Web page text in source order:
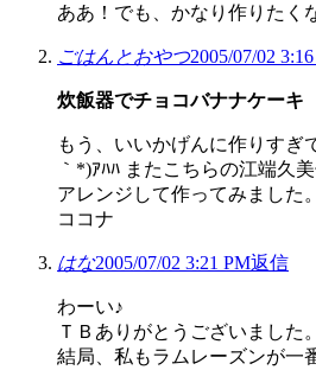
ああ！でも、かなり作りたく
ごはんとおやつ2005/07/02
炊飯器でチョコバナナケーキ
もう、いいかげんに作りすぎ
｀*)ｱﾊﾊ またこちらの江端久
アレンジして作ってみました
ココナ
はな2005/07/02 3:21 PM返信
わーい♪
ＴＢありがとうございました。
結局、私もラムレーズンが一